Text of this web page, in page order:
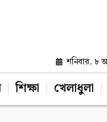
শনিবার, ৮
শিক্ষা খেলাধুলা